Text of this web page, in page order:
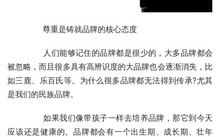
	　　尊重是铸就品牌的核心态度
被忽略，而且很多具有高辨识度的大品牌也会逐渐消失，比
如三鹿、乐百氏等。为什么很多品牌都无法得到传承?尤其
是我们的民族品牌。
应该还是健康的。品牌都会有一个出生期、成长期、壮年